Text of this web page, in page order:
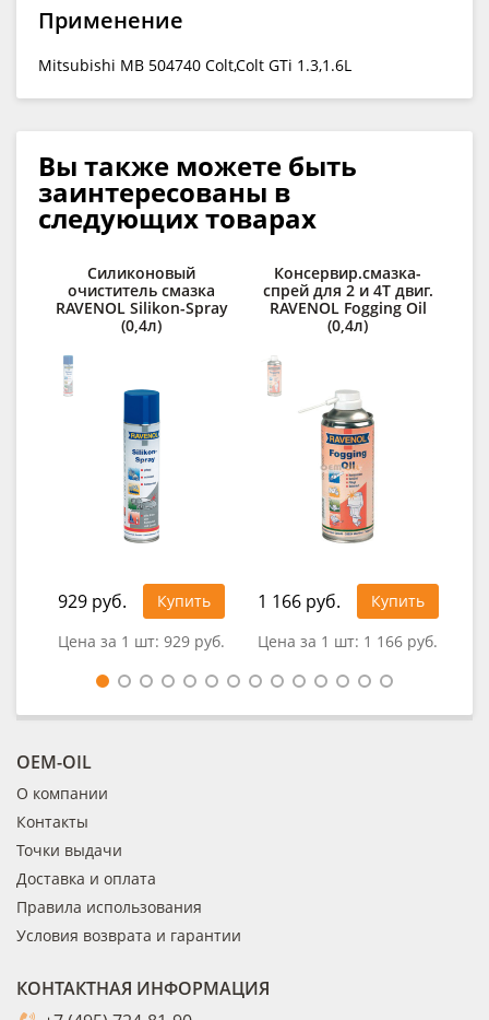
Применение
Mitsubishi MB 504740 Colt,Colt GTi 1.3,1.6L
Вы также можете быть
заинтересованы в
следующих товарах
Силиконовый
очиститель смазка
RAVENOL Silikon-Spray
(0,4л)
929 руб.
Купить
Цена за 1 шт: 929 руб.
Консервир.смазка-
спрей для 2 и 4Т двиг.
RAVENOL Fogging Oil
(0,4л)
1 166 руб.
Купить
Цена за 1 шт: 1 166 руб.
OEM-OIL
О компании
Контакты
Точки выдачи
Доставка и оплата
Правила использования
Условия возврата и гарантии
КОНТАКТНАЯ ИНФОРМАЦИЯ